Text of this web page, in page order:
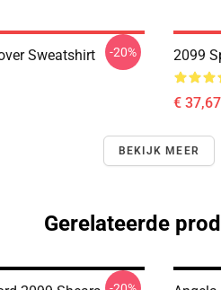
Sweatshirt -20% 2099
€
BEKIJK MEER
Gerelateerde